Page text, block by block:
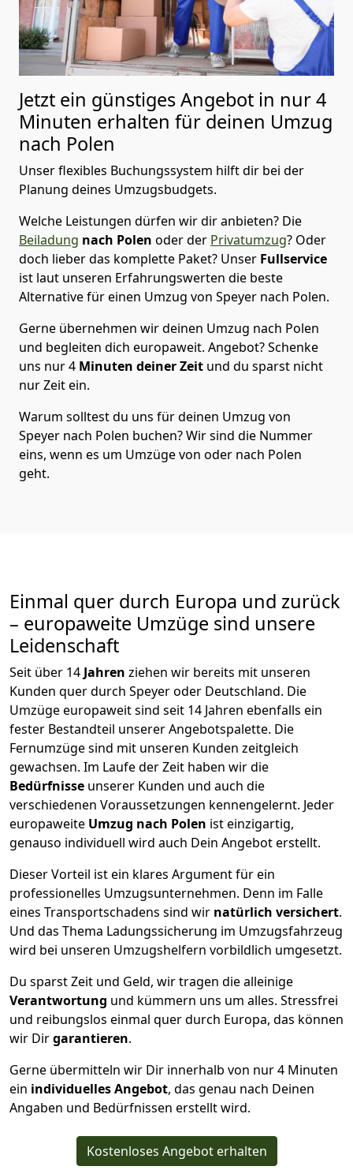
Jetzt ein günstiges Angebot in nur4
Minuten erhalten für deinen Umzug
nach Polen
Unser flexibles Buchungssystem hilft dir bei der
Planung deines Umzugsbudgets.
Welche Leistungen dürfen wir dir anbieten? Die
Beiladung nach Polen oder der Privatumzug? Oder
doch lieber das komplette Paket? Unser Fullservice
ist laut unseren Erfahrungswerten die beste
Alternative für einen Umzug von Speyer nach Polen.
Gerne übernehmen wir deinen Umzug nach Polen
und begleiten dich europaweit. Angebot? Schenke
uns nur4 Minuten deiner Zeit und du sparst nicht
nur Zeit ein.
Warum solltest du uns für deinen Umzug von
Speyer nach Polen buchen? Wir sind die Nummer
eins, wenn es um Umzüge von oder nach Polen
geht.
Einmal quer durch Europa und zurück
– europaweite Umzüge sind unsere
Leidenschaft
Seit über 14 Jahren ziehen wir bereits mit unseren
Kunden quer durch Speyeroder Deutschland. Die
Umzüge europaweit sind seit 14 Jahren ebenfalls ein
fester Bestandteil unserer Angebotspalette. Die
Fernumzüge sind mit unseren Kunden zeitgleich
gewachsen. Im Laufe der Zeit haben wir die
Bedürfnisse unserer Kunden und auch die
verschiedenen Voraussetzungen kennengelernt. Jeder
europaweite Umzug nach Polen ist einzigartig,
genauso individuell wird auch Dein Angebot erstellt.
Dieser Vorteil ist ein klares Argument für ein
professionelles Umzugsunternehmen. Denn im Falle
eines Transportschadens sind wir natürlich versichert.
Und das Thema Ladungssicherung im Umzugsfahrzeug
wird bei unseren Umzugshelfern vorbildlich umgesetzt.
Du sparst Zeit und Geld, wir tragen die alleinige
Verantwortung und kümmern uns um alles. Stressfrei
und reibungslos einmal quer durch Europa, das können
wir Dirgarantieren.
Gerne übermitteln wir Dir innerhalb von nur4 Minuten
ein individuelles Angebot, das genau nach Deinen
Angaben und Bedürfnissen erstellt wird.
Kostenloses Angebot erhalten